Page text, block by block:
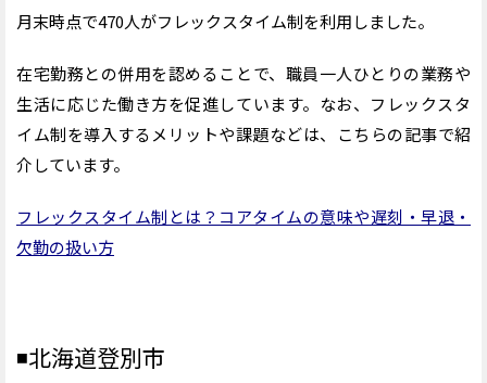
月末時点で470人がフレックスタイム制を利用しました。
在宅勤務との併用を認めることで、職員一人ひとりの業務や
生活に応じた働き方を促進しています。なお、フレックスタ
イム制を導入するメリットや課題などは、こちらの記事で紹
介しています。
フレックスタイム制とは？コアタイムの意味や遅刻・早退・
欠勤の扱い方
◾️北海道登別市